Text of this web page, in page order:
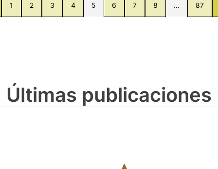
1 2 3 4 5 6 7 8 … 87
Últimas publicaciones